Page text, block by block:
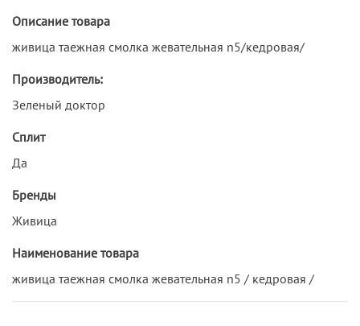
Описание товара
живица таежная смолка жевательная n5/кедровая/
Производитель:
Зеленый доктор
Сплит
Да
Бренды
Живица
Наименование товара
живица таежная смолка жевательная n5 / кедровая /